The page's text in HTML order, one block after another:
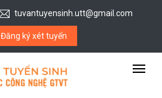
tuvantuyensinh.utt@gmail.com
Đăng ký xét tuyển